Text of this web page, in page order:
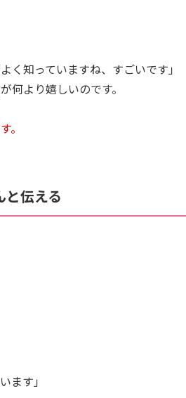
く知っていますね、すごいです」
何より嬉しいのです。
。
と伝える
ます」